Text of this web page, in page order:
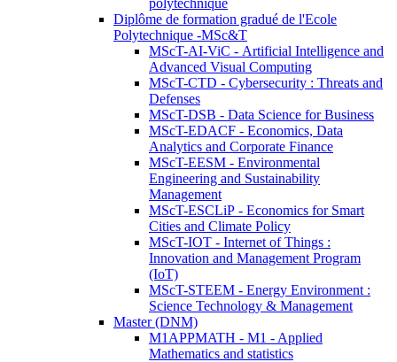
polytechnique
Diplôme de formation gradué de l'Ecole
Polytechnique -MSc&T
MScT-AI-ViC - Artificial Intelligence and
Advanced Visual Computing
MScT-CTD - Cybersecurity : Threats and
Defenses
MScT-DSB - Data Science for Business
MScT-EDACF - Economics, Data
Analytics and Corporate Finance
MScT-EESM - Environmental
Engineering and Sustainability
Management
MScT-ESCLiP - Economics for Smart
Cities and Climate Policy
MScT-IOT - Internet of Things :
Innovation and Management Program
(IoT)
MScT-STEEM - Energy Environment :
Science Technology & Management
Master (DNM)
M1APPMATH - M1 - Applied
Mathematics and statistics